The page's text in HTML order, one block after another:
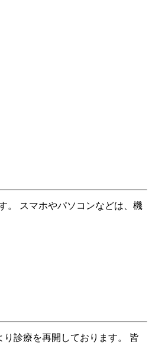
。 スマホやパソコンなどは、機
診療を再開しております。 皆